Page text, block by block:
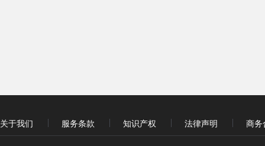
关于我们 服务条款 知识产权 法律声明 商务